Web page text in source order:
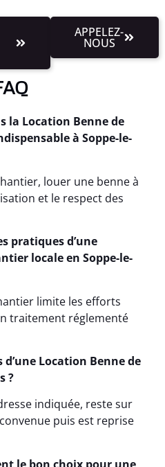
APPELEZ-
NOUS
la Location Benne de
à Soppe-le-
louer une benne à
et le respect des
pratiques d’une
locale en Soppe-le-
limite les efforts
traitement réglementé
Location Benne de
?
indiquée, reste sur
puis est reprise